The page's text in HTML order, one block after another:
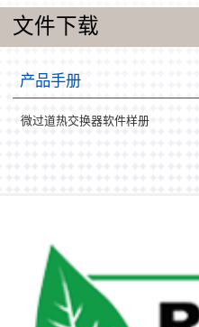
文件下载
产品手册
微过道热交换器软件样册